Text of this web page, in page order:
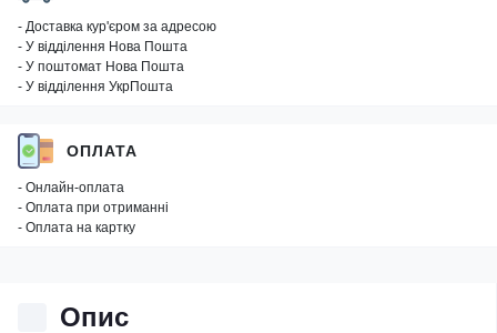
- Доставка кур'єром за адресою
- У відділення Нова Пошта
- У поштомат Нова Пошта
- У відділення УкрПошта
ОПЛАТА
- Онлайн-оплата
- Оплата при отриманні
- Оплата на картку
Опис